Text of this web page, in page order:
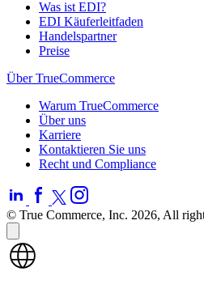
Was ist EDI?
EDI Käuferleitfaden
Handelspartner
Preise
Über TrueCommerce
Warum TrueCommerce
Über uns
Karriere
Kontaktieren Sie uns
Recht und Compliance
© True Commerce, Inc. 2026, All